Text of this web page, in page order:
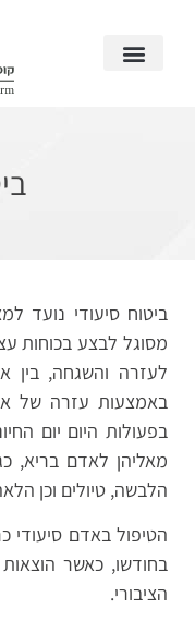
ביטוח סיעודי נועד
מסוגל לבצע בכוחות
לעזרה והשגחה, בין
באמצעות עזרה של
בפעולות היום יום
מאליהן לאדם בריא,
הלבשה, טיולים וכן
הטיפול באדם סיעודי
בחודשו, כאשר
הציבורי.